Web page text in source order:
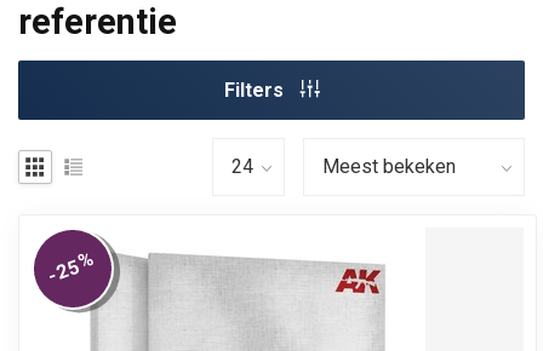
referentie
Filters
-25%